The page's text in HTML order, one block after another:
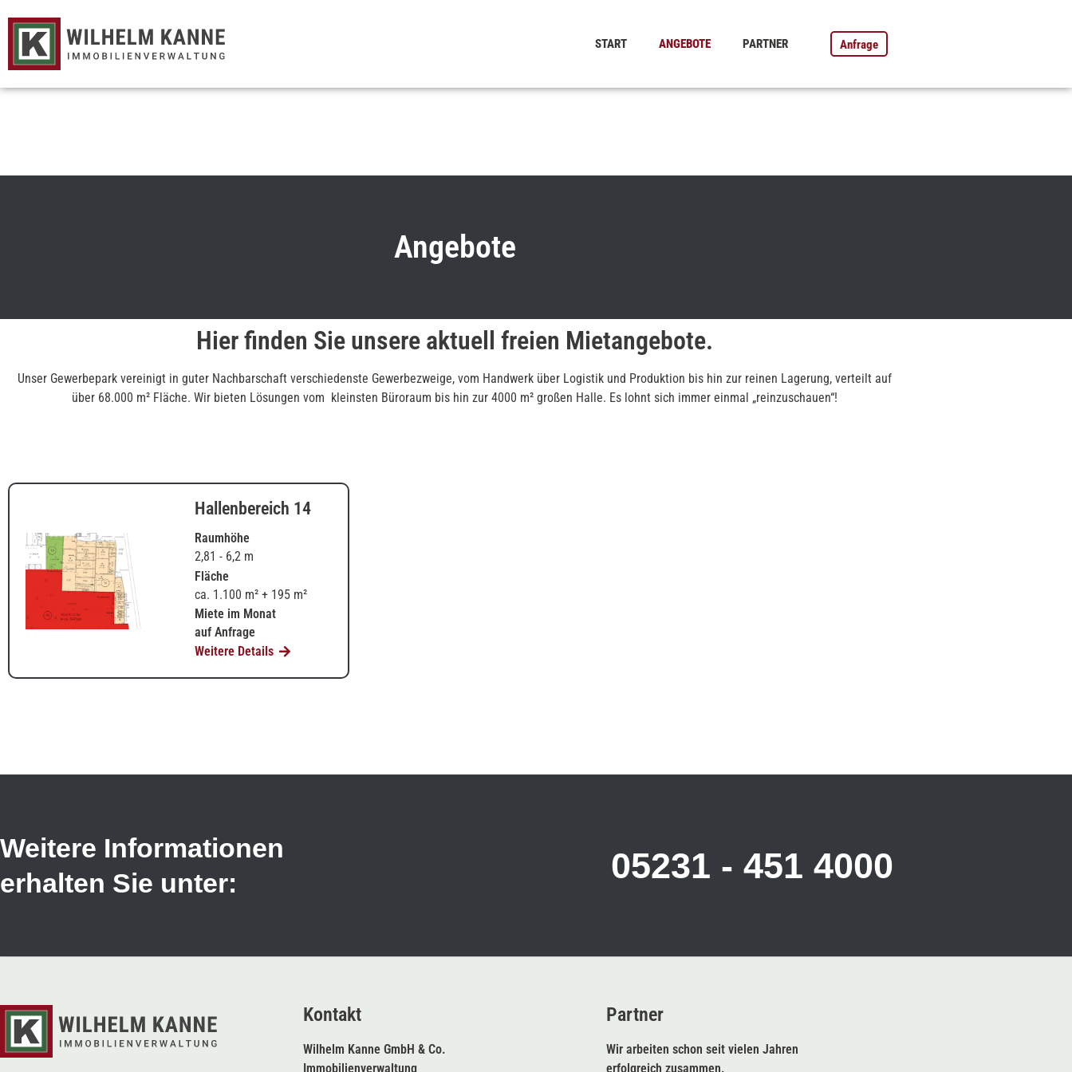
START ANGEBOTE PARTNER Anfrage
Angebote
Hier finden Sie unsere aktuell freien Mietangebote.
Unser Gewerbepark vereinigt in guter Nachbarschaft verschiedenste Gewerbezweige, vom Handwerk über Logistik und Produktion bis hin zur reinen Lagerung, verteilt auf
über 68.000 m² Fläche. Wir bieten Lösungen vom kleinsten Büroraum bis hin zur 4000 m² großen Halle. Es lohnt sich immer einmal „reinzuschauen“!
Hallenbereich 14
Raumhöhe
2,81 - 6,2 m
Fläche
ca. 1.100 m² + 195 m²
Miete im Monat
auf Anfrage
Weitere Details
Weitere Informationen
erhalten Sie unter:
05231 - 451 4000
Kontakt
Wilhelm Kanne GmbH & Co.
Immobilienverwaltung
Partner
Wir arbeiten schon seit vielen Jahren
erfolgreich zusammen.